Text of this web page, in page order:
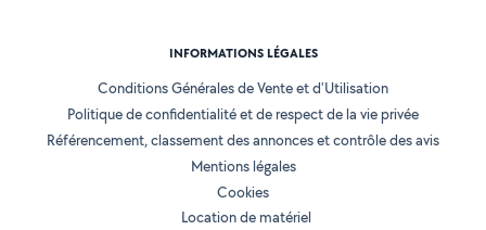
INFORMATIONS LÉGALES
Conditions Générales de Vente et d'Utilisation
Politique de confidentialité et de respect de la vie privée
Référencement, classement des annonces et contrôle des avis
Mentions légales
Cookies
Location de matériel